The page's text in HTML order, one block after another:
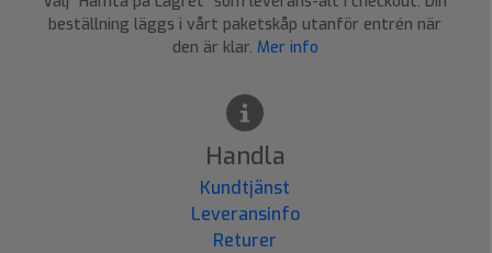
beställning läggs i vårt paketskåp utanför entrén när
den är klar. Mer info
Handla
Kundtjänst
Leveransinfo
Returer